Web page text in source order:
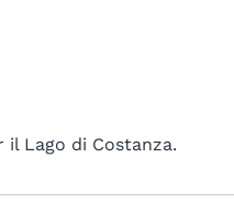
Lago di Costanza.